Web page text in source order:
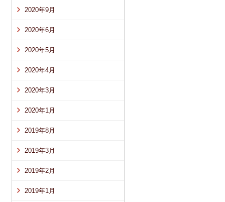
2020年9月
2020年6月
2020年5月
2020年4月
2020年3月
2020年1月
2019年8月
2019年3月
2019年2月
2019年1月